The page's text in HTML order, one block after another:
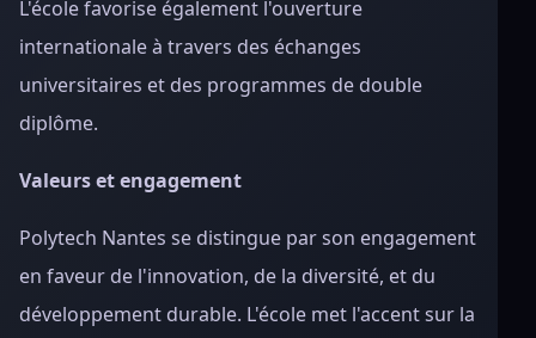
L'école favorise également l'ouverture
internationale à travers des échanges
universitaires et des programmes de double
diplôme.
Valeurs et engagement
Polytech Nantes se distingue par son engagement
en faveur de l'innovation, de la diversité, et du
développement durable. L'école met l'accent sur la